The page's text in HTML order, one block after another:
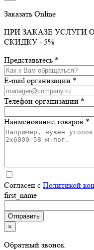
Заказать Online
ПРИ ЗАКАЗЕ УСЛУГИ
СКИДКУ - 5%
Представьтесь *
E-mail организации *
Телефон организации *
Наименование товаров *
Согласен с Политикой
first_name
×
Обратный звонок